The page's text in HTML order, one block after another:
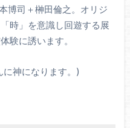
博司＋榊田倫之。オリジ
時」を意識し回遊する展
験に誘います。
神になります。)